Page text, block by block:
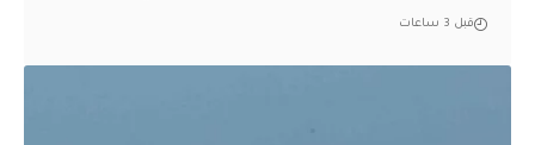
قبل 3 ساعات